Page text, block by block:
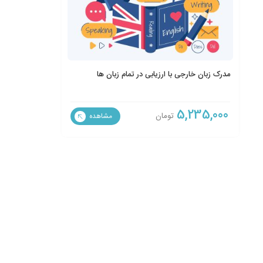
مدرک زبان خارجی با ارزیابی در تمام زبان ها
5,235,000 تومان مشاهده